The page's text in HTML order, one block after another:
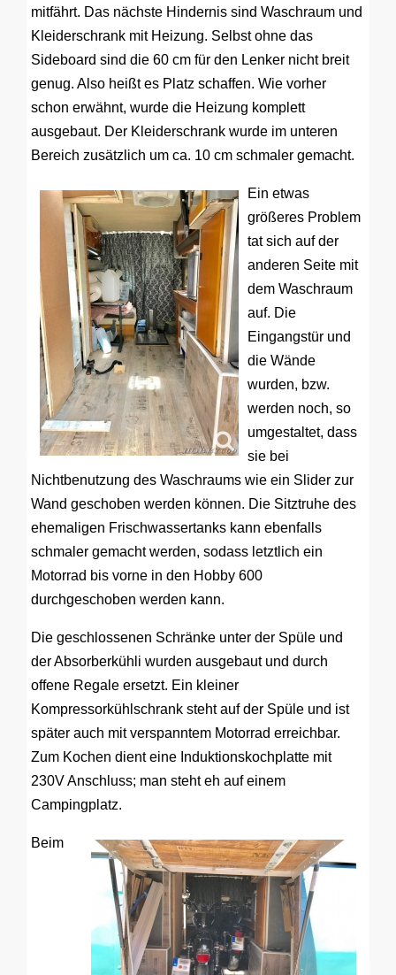
mitfährt. Das nächste Hindernis sind Waschraum und
Kleiderschrank mit Heizung. Selbst ohne das
Sideboard sind die 60 cm für den Lenker nicht breit
genug. Also heißt es Platz schaffen. Wie vorher
schon erwähnt, wurde die Heizung komplett
ausgebaut. Der Kleiderschrank wurde im unteren
Bereich zusätzlich um ca. 10 cm schmaler gemacht.
Ein etwas
größeres Problem
tat sich auf der
anderen Seite mit
dem Waschraum
auf. Die
Eingangstür und
die Wände
wurden, bzw.
werden noch, so
umgestaltet, dass
sie bei
Nichtbenutzung des Waschraums wie ein Slider zur
Wand geschoben werden können. Die Sitztruhe des
ehemaligen Frischwassertanks kann ebenfalls
schmaler gemacht werden, sodass letztlich ein
Motorrad bis vorne in den Hobby 600
durchgeschoben werden kann.
Die geschlossenen Schränke unter der Spüle und
der Absorberkühli wurden ausgebaut und durch
offene Regale ersetzt. Ein kleiner
Kompressorkühlschrank steht auf der Spüle und ist
später auch mit verspanntem Motorrad erreichbar.
Zum Kochen dient eine Induktionskochplatte mit
230V Anschluss; man steht eh auf einem
Campingplatz.
Beim